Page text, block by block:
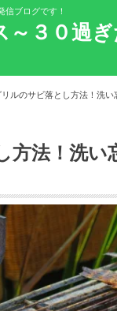
ブログです！
３０過
ルのサビ落とし方法！洗い
方法！洗い